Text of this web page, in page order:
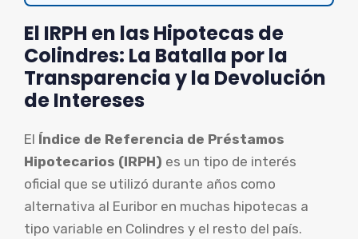
El IRPH en las Hipotecas de
Colindres: La Batalla por la
Transparencia y la Devolución
de Intereses
El Índice de Referencia de Préstamos
Hipotecarios (IRPH) es un tipo de interés
oficial que se utilizó durante años como
alternativa al Euribor en muchas hipotecas a
tipo variable en Colindres y el resto del país.